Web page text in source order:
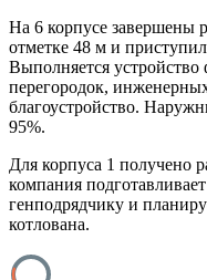
На 6 корпусе завершены
отметке 48 м и
Выполняется
перегородок,
благоустройство.
95%.
Для корпуса 1 получено
компания
генподрядчику и
котлована.